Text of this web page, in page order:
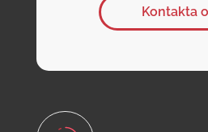
Kontakta